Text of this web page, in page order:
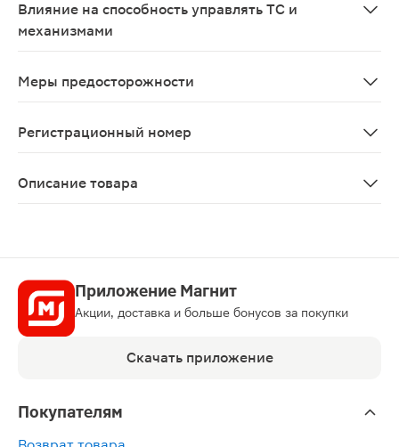
Влияние на способность управлять ТС и
механизмами
Меры предосторожности
Регистрационный номер
Описание товара
Приложение Магнит
Акции, доставка и больше бонусов за покупки
Скачать приложение
Покупателям